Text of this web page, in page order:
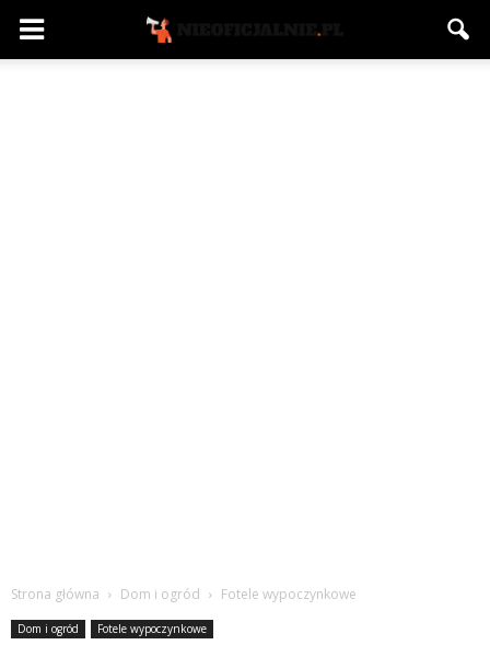
Strona główna Dom i ogród Fotele wypoczynkowe
Dom i ogród Fotele wypoczynkowe